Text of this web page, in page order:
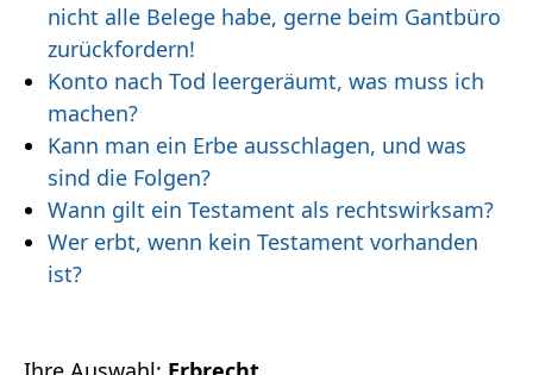
nicht alle Belege habe, gerne beim Gantbüro
zurückfordern!
Konto nach Tod leergeräumt, was muss ich
machen?
Kann man ein Erbe ausschlagen, und was
sind die Folgen?
Wann gilt ein Testament als rechtswirksam?
Wer erbt, wenn kein Testament vorhanden
ist?